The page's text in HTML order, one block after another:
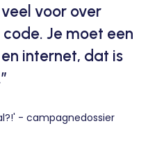
voor over
code. Je moet een
internet, dat is
- campagnedossier